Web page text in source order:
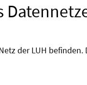
der LUH befinden.